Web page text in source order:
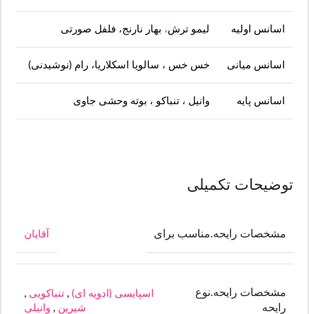
اسانس اولیه لیمو ترش، بهار نارنج، فلفل صورتی
اسانس میانی خس خس ، سالویا اسکلاریا، رام (نوشیدنی)
اسانس پایه وانیل ، تنباکو ، بوته وحشی جاوی
توضیحات تکمیلی
مشخصات رایحه.مناسب برای آقایان
مشخصات رایحه.نوع
رایحه
اسپایسی (ادویه ای) , تنباکویی ,
شیرین , وانیلی